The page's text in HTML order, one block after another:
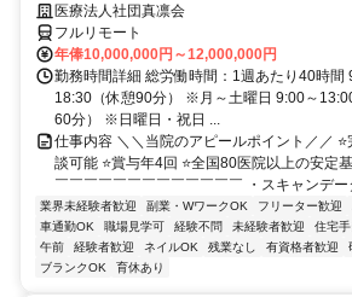
医療法人社団真凛会
フルリモート
年俸10,000,000円～12,000,000円
勤務時間詳細 総労働時間：1週あたり40時間
18:30（休憩90分） ※月～土曜日 9:00～
60分） ※日曜日・祝日 ...
仕事内容 ＼＼当院のアピールポイント／／ ⭐
談可能 ⭐賞与年4回 ⭐全国80医院以上の安定
￣￣￣￣￣￣￣￣￣￣￣￣￣ ・スキャンデ
業界未経験者歓迎 副業・WワークOK フリーター歓迎
車通勤OK
職場見学可 経験不問 未経験者歓迎 住宅手
午前
経験者歓迎 ネイルOK 残業なし 有資格者歓迎
ブランクOK
育休あり